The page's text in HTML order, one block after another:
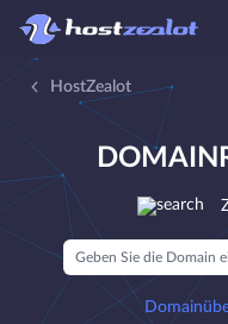
HostZealot